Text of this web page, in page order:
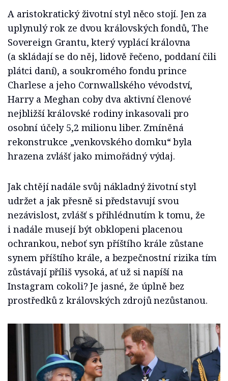
A aristokratický životní styl něco stojí. Jen za
uplynulý rok ze dvou královských fondů, The
Sovereign Grantu, který vyplácí královna
(a skládají se do něj, lidově řečeno, poddaní čili
plátci daní), a soukromého fondu prince
Charlese a jeho Cornwallského vévodství,
Harry a Meghan coby dva aktivní členové
nejbližší královské rodiny inkasovali pro
osobní účely 5,2 milionu liber. Zmíněná
rekonstrukce „venkovského domku“ byla
hrazena zvlášť jako mimořádný výdaj.
Jak chtějí nadále svůj nákladný životní styl
udržet a jak přesně si představují svou
nezávislost, zvlášť s přihlédnutím k tomu, že
i nadále musejí být obklopeni placenou
ochrankou, neboť syn příštího krále zůstane
synem příštího krále, a bezpečnostní rizika tím
zůstávají příliš vysoká, ať už si napíší na
Instagram cokoli? Je jasné, že úplně bez
prostředků z královských zdrojů nezůstanou.